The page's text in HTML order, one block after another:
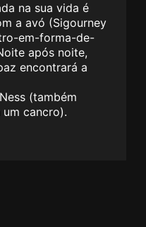
na sua vida é
a avó (Sigourney
em-forma-de-
após noite,
encontrará a
(também
cancro).